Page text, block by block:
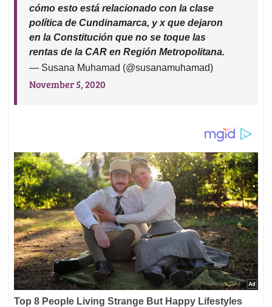
cómo esto está relacionado con la clase
política de Cundinamarca, y x que dejaron
en la Constitución que no se toque las
rentas de la CAR en Región Metropolitana.
— Susana Muhamad (@susanamuhamad)
November 5, 2020